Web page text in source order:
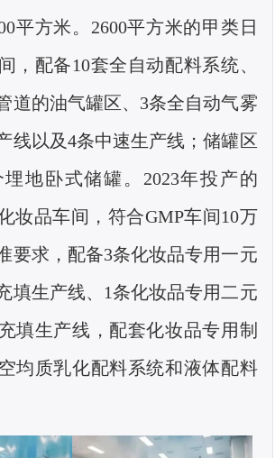
平方米。 2600平方米的甲类日
，配备10套全自动配料系统、
道的油气罐区、 3条全自动气雾
线以及4条中速生产线；储罐区
地卧式储罐。 2023年投产的
妆品车间，符合GMP车间10万
要求，配备3条化妆品专用一元
填生产线、 1条化妆品专用二元
填生产线，配套化妆品专用制
均质乳化配料系统和液体配料